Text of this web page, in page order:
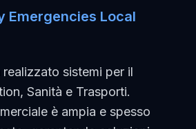
Emergencies Local
realizzato sistemi per il
Sanità e Trasporti.
è ampia e spesso